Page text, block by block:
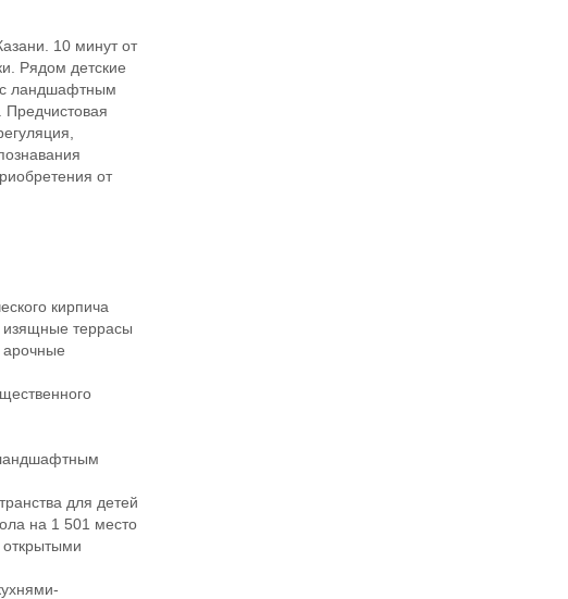
10 минут от
Рядом детские
ландшафтным
от
кирпича
изящные террасы
арочные
для детей
на 1 501 место